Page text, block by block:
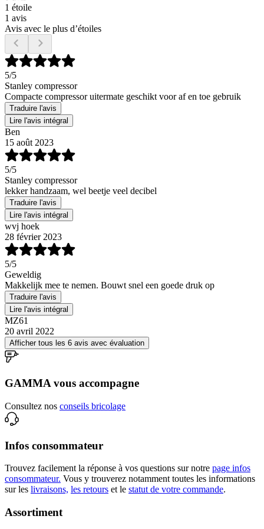
1 étoile
1 avis
Avis avec le plus d’étoiles
5/5
Stanley compressor
Compacte compressor uitermate geschikt voor af en toe gebruik
Traduire l'avis
Lire l'avis intégral
Ben
15 août 2023
5/5
Stanley compressor
lekker handzaam, wel beetje veel decibel
Traduire l'avis
Lire l'avis intégral
wvj hoek
28 février 2023
5/5
Geweldig
Makkelijk mee te nemen. Bouwt snel een goede druk op
Traduire l'avis
Lire l'avis intégral
MZ61
20 avril 2022
Afficher tous les 6 avis avec évaluation
GAMMA vous accompagne
Consultez nos conseils bricolage
Infos consommateur
Trouvez facilement la réponse à vos questions sur notre page infos
consommateur. Vous y trouverez notamment toutes les informations
sur les livraisons, les retours et le statut de votre commande.
Assortiment